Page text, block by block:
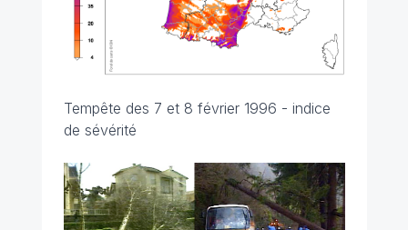
Tempête des 7 et 8 février 1996 - indice
de sévérité